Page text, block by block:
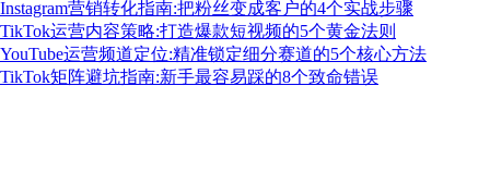
Instagram营销转化指南:把粉丝变成客户的4个实战步骤
TikTok运营内容策略:打造爆款短视频的5个黄金法则
YouTube运营频道定位:精准锁定细分赛道的5个核心方法
TikTok矩阵避坑指南:新手最容易踩的8个致命错误